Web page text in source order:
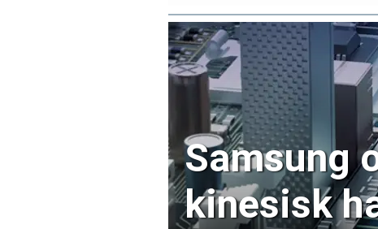
Samsung
kinesisk